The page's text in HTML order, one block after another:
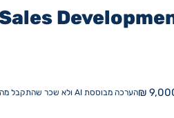
הערכה מבוססת AI ולא שכר שהתקבל מהמעסיק